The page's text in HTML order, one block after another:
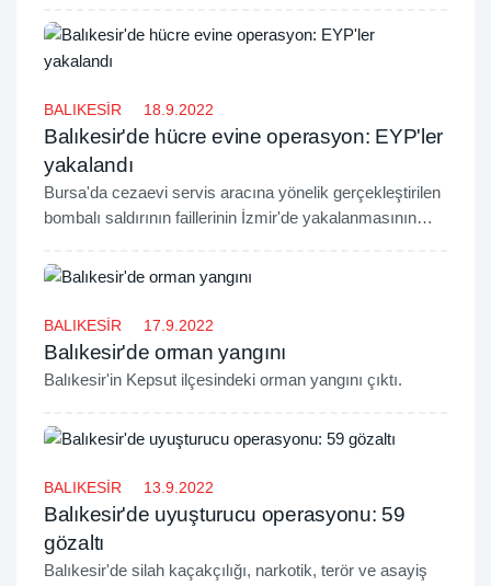
gerçekleştirecek.
BALIKESİR 18.9.2022
Balıkesir'de hücre evine operasyon: EYP'ler
yakalandı
Bursa'da cezaevi servis aracına yönelik gerçekleştirilen
bombalı saldırının faillerinin İzmir'de yakalanmasının
operasyonda, el yapımı patlayıcı (EYP) ele geçirildi.
BALIKESİR 17.9.2022
Balıkesir'de orman yangını
​Balıkesir'in Kepsut ilçesindeki orman yangını çıktı.
BALIKESİR 13.9.2022
Balıkesir'de uyuşturucu operasyonu: 59
gözaltı
Balıkesir'de silah kaçakçılığı, narkotik, terör ve asayiş